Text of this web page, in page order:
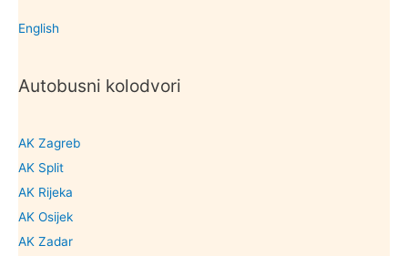
English
Autobusni kolodvori
AK Zagreb
AK Split
AK Rijeka
AK Osijek
AK Zadar